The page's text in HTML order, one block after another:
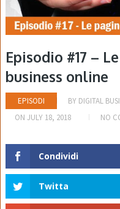
Episodio #17 –
business online
EPISODI BY DIGITAL
ON JULY 18, 2018 NO
Condividi
Twitta